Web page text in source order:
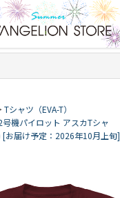
Tシャツ（EVA-T）
機パイロット アスカTシャ
[お届け予定：2026年10月上旬]